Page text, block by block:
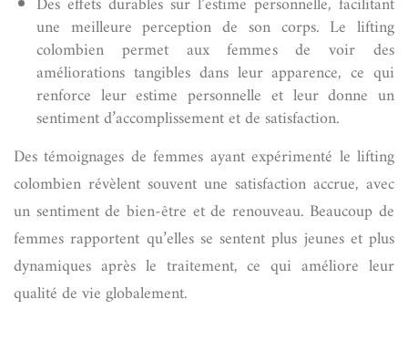
une meilleure perception de son corps. Le lifting
colombien permet aux femmes de voir des
améliorations tangibles dans leur apparence, ce qui
renforce leur estime personnelle et leur donne un
sentiment d’accomplissement et de satisfaction.
Des témoignages de femmes ayant expérimenté le lifting
colombien révèlent souvent une satisfaction accrue, avec
un sentiment de bien-être et de renouveau. Beaucoup de
femmes rapportent qu’elles se sentent plus jeunes et plus
dynamiques après le traitement, ce qui améliore leur
qualité de vie globalement.